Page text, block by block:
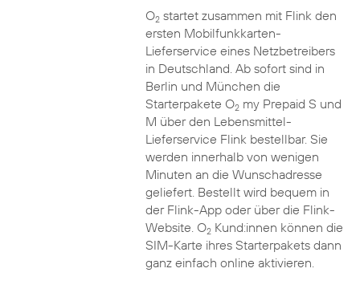
O2startet zusammen mit Flink den
ersten Mobilfunkkarten-
Lieferservice eines Netzbetreibers
in Deutschland. Ab sofort sind in
Berlin und München die
Starterpakete O2my Prepaid S und
M über den Lebensmittel-
Lieferservice Flink bestellbar. Sie
werden innerhalb von wenigen
Minuten an die Wunschadresse
geliefert. Bestellt wird bequem in
der Flink-App oder über die Flink-
Website. O2Kund:innen können die
SIM-Karte ihres Starterpakets dann
ganz einfach online aktivieren.